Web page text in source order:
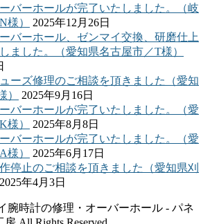
バーホールが完了いたしました。（岐
様）
2025年12月26日
バーホール、ゼンマイ交換、研磨仕上
ました。（愛知県名古屋市／T様）
ーズ修理のご相談を頂きました（愛知
）
2025年9月16日
バーホールが完了いたしました。（愛
様）
2025年8月8日
バーホールが完了いたしました。（愛
様）
2025年6月17日
停止のご相談を頂きました（愛知県刈
2025年4月3日
腕時計の修理・オーバーホール - パネ